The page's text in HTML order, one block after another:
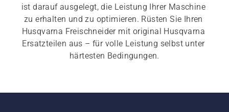
ist darauf ausgelegt, die Leistung Ihrer Maschine
zu erhalten und zu optimieren. Rüsten Sie Ihren
Husqvarna Freischneider mit original Husqvarna
Ersatzteilen aus – für volle Leistung selbst unter
härtesten Bedingungen.